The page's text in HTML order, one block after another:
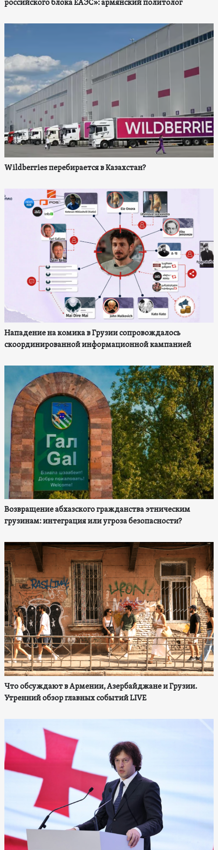
российского блока ЕАЭС»: армянский политолог
Wildberries перебирается в Казахстан?
Нападение на комика в Грузии сопровождалось
скоординированной информационной кампанией
Возвращение абхазского гражданства этническим
грузинам: интеграция или угроза безопасности?
Что обсуждают в Армении, Азербайджане и Грузии.
Утренний обзор главных событий LIVE